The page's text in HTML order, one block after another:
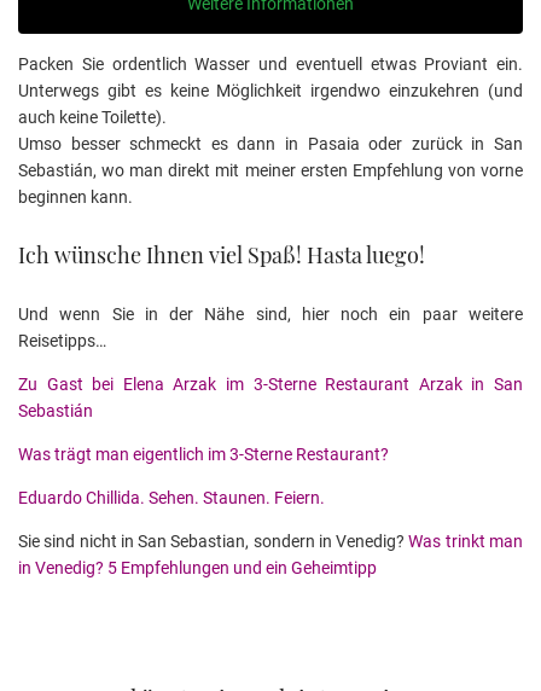
Packen Sie ordentlich Wasser und eventuell etwas Proviant ein.
Unterwegs gibt es keine Möglichkeit irgendwo einzukehren (und
auch keine Toilette).
Umso besser schmeckt es dann in Pasaia oder zurück in San
Sebastián, wo man direkt mit meiner ersten Empfehlung von vorne
beginnen kann.
Ich wünsche Ihnen viel Spaß! Hasta luego!
Und wenn Sie in der Nähe sind, hier noch ein paar weitere
Reisetipps…
Zu Gast bei Elena Arzak im 3-Sterne Restaurant Arzak in San
Sebastián
Was trägt man eigentlich im 3-Sterne Restaurant?
Eduardo Chillida. Sehen. Staunen. Feiern.
Sie sind nicht in San Sebastian, sondern in Venedig?Was trinkt man
in Venedig? 5 Empfehlungen und ein Geheimtipp